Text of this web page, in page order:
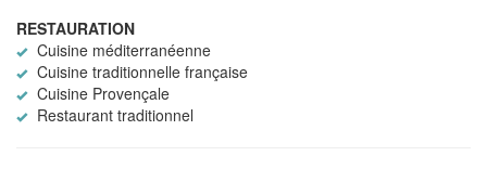
RESTAURATION
Cuisine méditerranéenne
Cuisine traditionnelle française
Cuisine Provençale
Restaurant traditionnel